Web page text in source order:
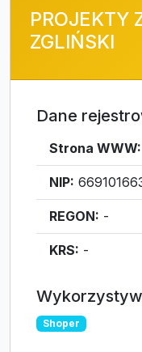
PROJEKTY
ZGLIŃSKI
Dane
Strona WWW:
NIP:
REGON: -
KRS: -
Shoper